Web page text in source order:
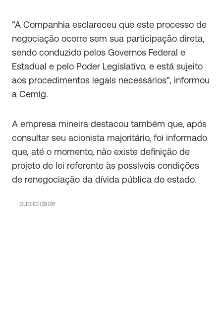
“A Companhia esclareceu que este processo de
negociação ocorre sem sua participação direta,
sendo conduzido pelos Governos Federal e
Estadual e pelo Poder Legislativo, e está sujeito
aos procedimentos legais necessários”, informou
a Cemig.
A empresa mineira destacou também que, após
consultar seu acionista majoritário, foi informado
que, até o momento, não existe definição de
projeto de lei referente às possíveis condições
de renegociação da dívida pública do estado.
publicidade